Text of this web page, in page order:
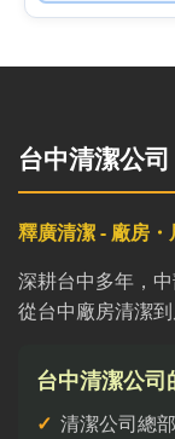
台中清潔公司
釋廣清潔 - 廠房
深耕台中多年，
從台中廠房清潔
台中清潔公
清潔公司總